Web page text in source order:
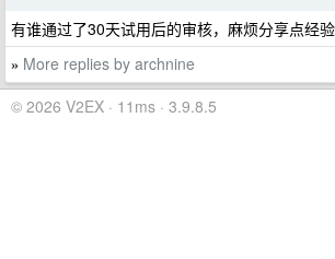
有谁通过了30天试用后的审核，麻烦分享点经验
» More replies by archnine
© 2026 V2EX · 11ms · 3.9.8.5